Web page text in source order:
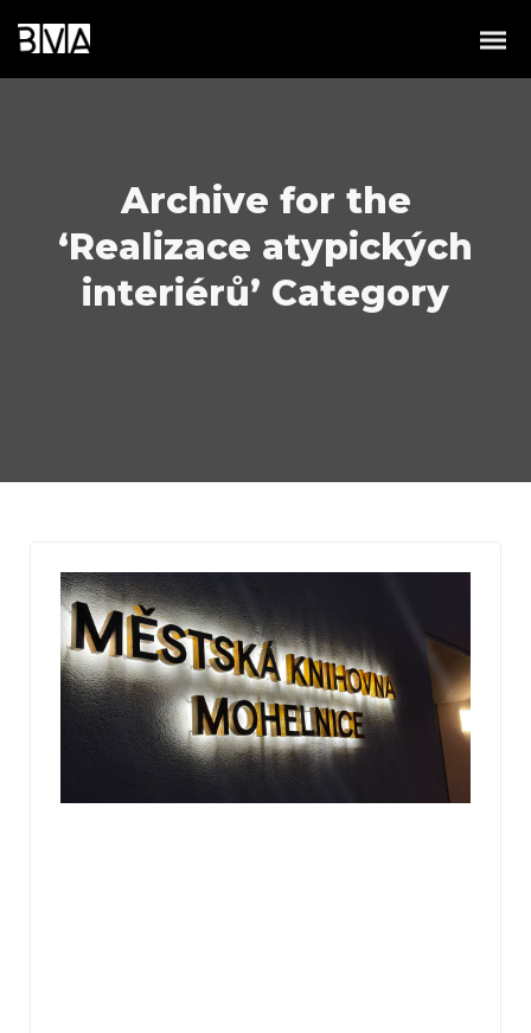
Archive for the
‘Realizace atypických
interiérů’ Category